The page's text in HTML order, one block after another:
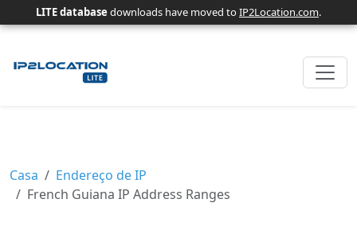
LITE database downloads have moved toIP2Location.com.
Casa
Endereço de IP
French Guiana IP Address Ranges